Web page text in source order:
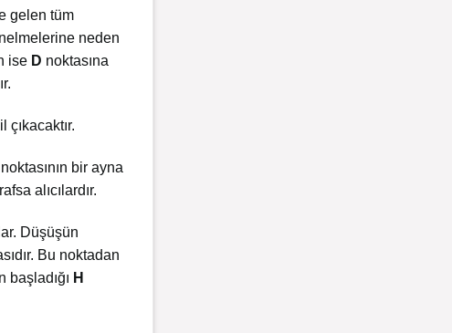
gelen tüm
neden
ise D noktasına
bir ayna
alıcılardır.
Düşüşün
Bu noktadan
başladığı H